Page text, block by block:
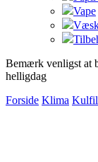
Vape
Bemærk venligst at
helligdag
Forside Klima